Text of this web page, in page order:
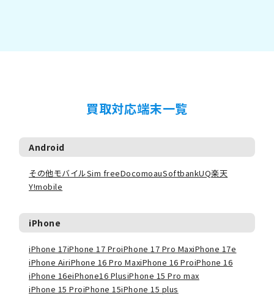
買取対応端末一覧
Android
その他モバイルSim freeDocomoauSoftbankUQ楽天
Y!mobile
iPhone
iPhone 17iPhone 17 ProiPhone 17 Pro MaxiPhone 17e
iPhone AiriPhone 16 Pro MaxiPhone 16 ProiPhone 16
iPhone 16eiPhone16 PlusiPhone 15 Pro max
iPhone 15 ProiPhone 15iPhone 15 plus